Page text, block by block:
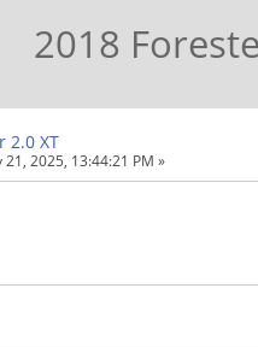
2018
2.0 XT
21, 2025, 13:44:21 PM »